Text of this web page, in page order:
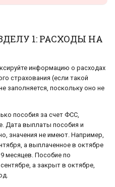
1: РАСХОДЫ НА
информацию о расходах
страхования (если такой
заполняется, поскольку оно не
пособия за счет ФСС,
Дата выплаты пособия и
значения не имеют. Например,
а выплаченное в октябре
месяцев. Пособие по
а закрыт в октябре,